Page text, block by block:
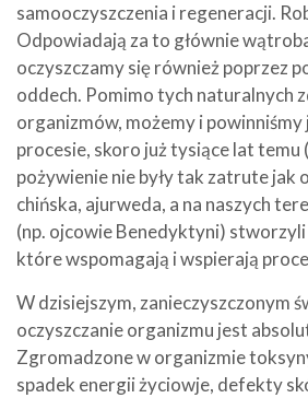
samooczyszczenia i regeneracji.
Odpowiadają za to głównie
oczyszczamy się również poprzez
oddech. Pomimo tych naturalnych
organizmów, możemy i
procesie, skoro już tysiące lat temu
pożywienie nie były tak zatrute jak
chińska, ajurweda, a na naszych
(np. ojcowie Benedyktyni)
które wspomagają i wspierają
W dzisiejszym, zanieczyszczonym
oczyszczanie organizmu jest
Zgromadzone w organizmie
spadek energii życiowje, defekty